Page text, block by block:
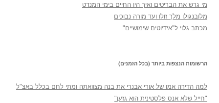
מי גרש את הבריטים ואיך היו החיים בימי המנדט
מלובנגולו מלך זולו ועד מורה נבוכים
מכתב גלוי ל"אידיוטים שימושיים"
הרשומות הנצפות ביותר (בכל הזמנים)
למה הדירה אמו של אורי אבנרי את בנה מצוואתה ומתי לחם בכלל באצ"ל
"חייל שלא אנס פלסטינית הוא גזען"